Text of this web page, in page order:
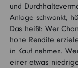
und
Anlage schwankt,
Das heißt: Wer
hohe Rendite
in Kauf nehmen.
einer etwas